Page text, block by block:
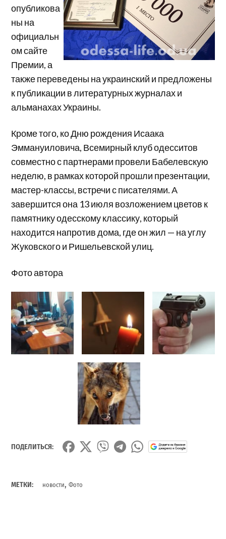
опубликова
ны на
официальн
ом сайте
Премии, а
также переведены на украинский и предложены
к публикации в литературных журналах и
альманахах Украины.
Кроме того, ко Дню рождения Исаака
Эммануиловича, Всемирный клуб одесситов
совместно с партнерами провели Бабелевскую
неделю, в рамках которой прошли презентации,
мастер-классы, встречи с писателями. А
завершится она 13 июля возложением цветов к
памятнику одесскому классику, который
находится напротив дома, где он жил — на углу
Жуковского и Ришельевской улиц.
Фото автора
ПОДЕЛИТЬСЯ:
МЕТКИ: новости,Фото